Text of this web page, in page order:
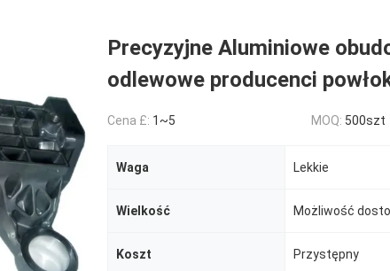
Precyzyjne Aluminiowe
odlewowe producenci
Cena £: 1~5 MOQ: 500szt
Waga Lekkie
Wielkość Możliwość
Koszt Przystępny